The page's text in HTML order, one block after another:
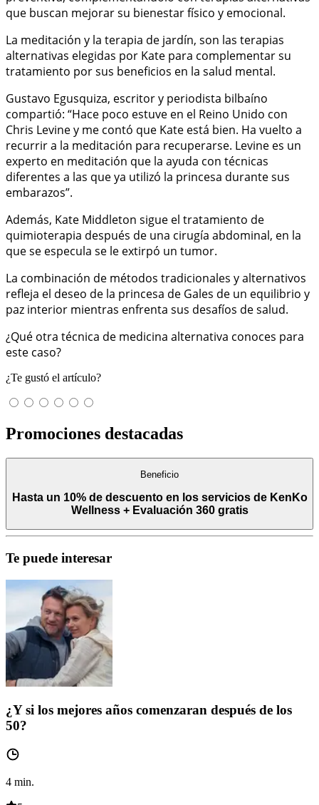
que buscan mejorar su bienestar físico y emocional.
La meditación y la terapia de jardín, son las terapias
alternativas elegidas por Kate para complementar su
tratamiento por sus beneficios en la salud mental.
Gustavo Egusquiza, escritor y periodista bilbaíno
compartió: “Hace poco estuve en el Reino Unido con
Chris Levine y me contó que Kate está bien. Ha vuelto a
recurrir a la meditación para recuperarse. Levine es un
experto en meditación que la ayuda con técnicas
diferentes a las que ya utilizó la princesa durante sus
embarazos”.
Además, Kate Middleton sigue el tratamiento de
quimioterapia después de una cirugía abdominal, en la
que se especula se le extirpó un tumor.
La combinación de métodos tradicionales y alternativos
refleja el deseo de la princesa de Gales de un equilibrio y
paz interior mientras enfrenta sus desafíos de salud.
¿Qué otra técnica de medicina alternativa conoces para
este caso?
¿Te gustó el artículo?
Promociones destacadas
Beneficio
Hasta un 10% de descuento en los servicios de KenKo
Wellness + Evaluación 360 gratis
Te puede interesar
¿Y si los mejores años comenzaran después de los
50?
4 min.